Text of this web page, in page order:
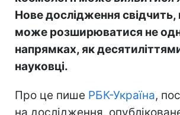
Нове дослідження свідчить,
може розширюватися не
напрямках, як
науковці.
Про це пише РБК-Україна,
на дослідження,